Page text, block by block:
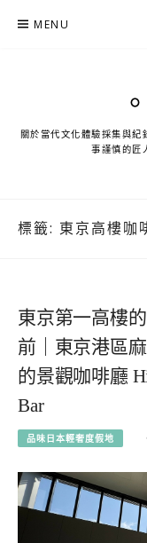
MENU
關於當代文化體驗採集與紀
事謹慎的匠
標籤: 東京高樓咖
東京第一高樓
前｜東京港區
的景觀咖啡廳
Bar
品味日本輕奢度假地